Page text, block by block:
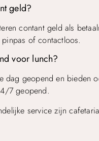
geld?
contant geld als
of contactloos.
voor lunch?
dag geopend en bieden
7 geopend.
service zijn